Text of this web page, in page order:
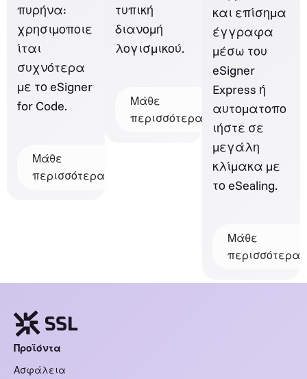
πυρήνα:
χρησιμοποιε
ίται
συχνότερα
με το eSigner
for Code.
Μάθε
περισσότερα
τυπική
διανομή
λογισμικού.
Μάθε
περισσότερα
και επίσημα
έγγραφα
μέσω του
eSigner
Express ή
αυτοματοπο
ιήστε σε
μεγάλη
κλίμακα με
το eSealing.
Μάθε
περισσότερα
Προϊόντα
Ασφάλεια